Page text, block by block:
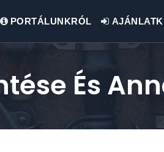
PORTÁLUNKRÓL
És